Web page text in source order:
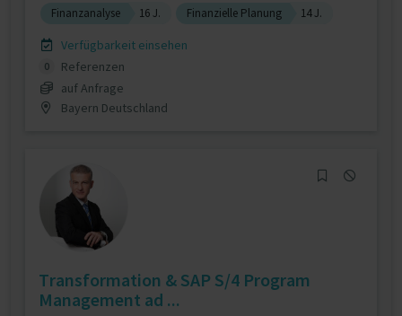
Finanzanalyse
16 J. Finanzielle Planung 14 J.
Verfügbarkeit einsehen
0
Referenzen
auf Anfrage
Bayern Deutschland
Transformation & SAP S/4 Program
Management ad ...